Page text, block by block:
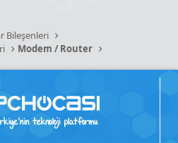
Bileşenleri
Modem / Router